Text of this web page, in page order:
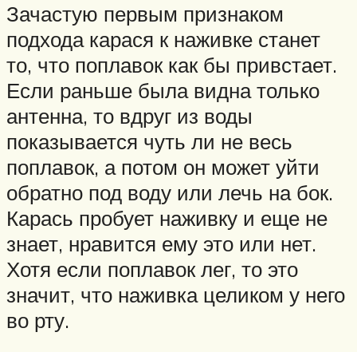
Зачастую первым признаком
подхода карася к наживке станет
то, что поплавок как бы привстает.
Если раньше была видна только
антенна, то вдруг из воды
показывается чуть ли не весь
поплавок, а потом он может уйти
обратно под воду или лечь на бок.
Карась пробует наживку и еще не
знает, нравится ему это или нет.
Хотя если поплавок лег, то это
значит, что наживка целиком у него
во рту.